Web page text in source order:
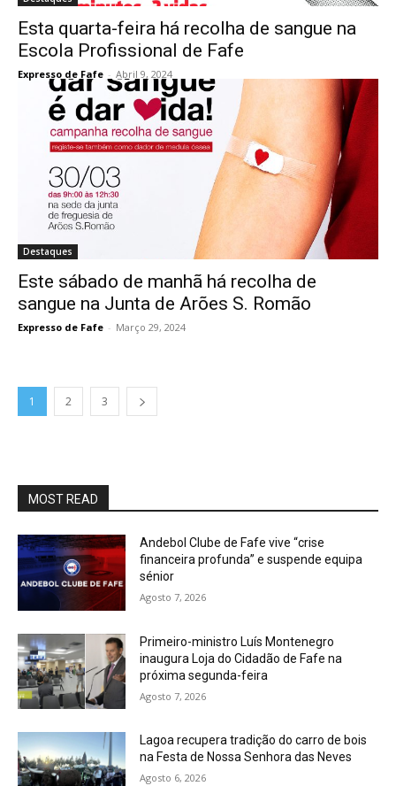
Esta quarta-feira há recolha de sangue na
Escola Profissional de Fafe
Expresso de Fafe - Abril 9, 2024
Destaques
Este sábado de manhã há recolha de
sangue na Junta de Arões S. Romão
Expresso de Fafe - Março 29, 2024
1 2 3
MOST READ
Andebol Clube de Fafe vive “crise
financeira profunda” e suspende equipa
sénior
Agosto 7, 2026
Primeiro-ministro Luís Montenegro
inaugura Loja do Cidadão de Fafe na
próxima segunda-feira
Agosto 7, 2026
Lagoa recupera tradição do carro de bois
na Festa de Nossa Senhora das Neves
Agosto 6, 2026